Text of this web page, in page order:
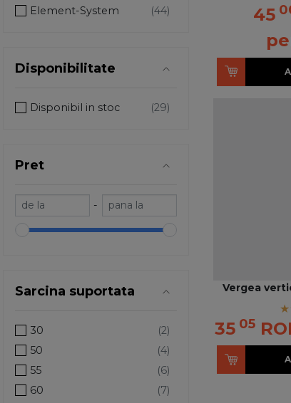
Element-System
Disponibilitate
Disponibil in stoc
Pret
-
Sarcina suportata
30
50
55
60
45
Vergea
35 05